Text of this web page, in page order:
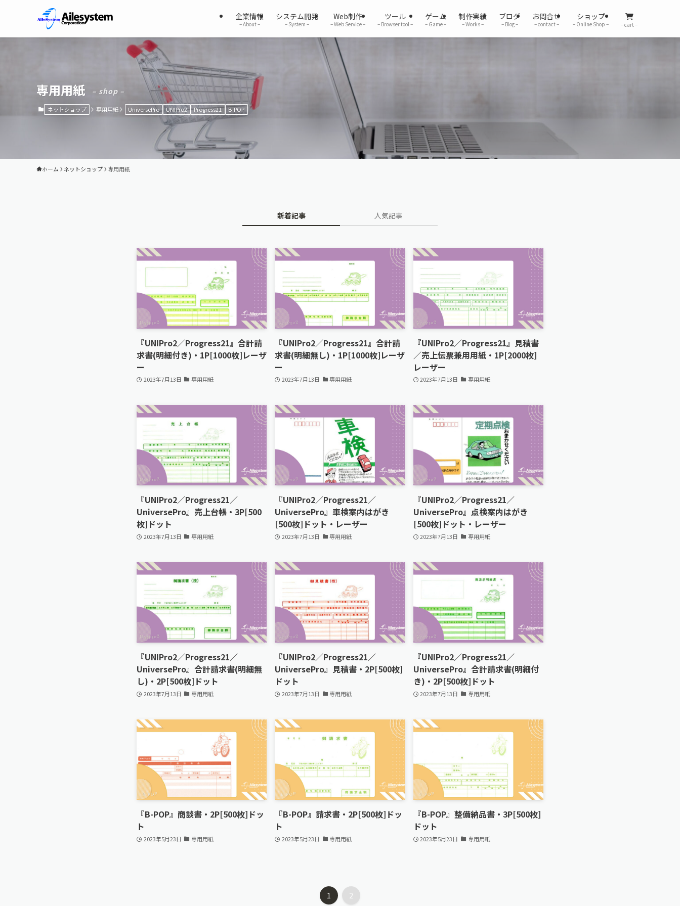
企業情報
– About –
システム開発
– System –
Web制作
– Web Service –
ツール
– Browser tool –
ゲーム
– Game –
制作実績
– Works –
ブログ
– Blog –
お問合せ
– contact –
ショップ
– Online Shop – – cart –
専用用紙 – shop –
ネットショップ 専用用紙 UniversePro UNIPro2 Progress21 B-POP
ホーム ネットショップ 専用用紙
新着記事 人気記事
『UNIPro2／Progress21』合計請
求書(明細付き)・1P[1000枚]レーザ
ー
2023年7月13日 専用用紙
『UNIPro2／Progress21』合計請
求書(明細無し)・1P[1000枚]レーザ
ー
2023年7月13日 専用用紙
『UNIPro2／Progress21』見積書
／売上伝票兼用用紙・1P[2000枚]
レーザー
2023年7月13日 専用用紙
『UNIPro2／Progress21／
UniversePro』売上台帳・3P[500
枚]ドット
2023年7月13日 専用用紙
『UNIPro2／Progress21／
UniversePro』車検案内はがき
[500枚]ドット・レーザー
2023年7月13日 専用用紙
『UNIPro2／Progress21／
UniversePro』点検案内はがき
[500枚]ドット・レーザー
2023年7月13日 専用用紙
『UNIPro2／Progress21／
UniversePro』合計請求書(明細無
し)・2P[500枚]ドット
2023年7月13日 専用用紙
『UNIPro2／Progress21／
UniversePro』見積書・2P[500枚]
ドット
2023年7月13日 専用用紙
『UNIPro2／Progress21／
UniversePro』合計請求書(明細付
き)・2P[500枚]ドット
2023年7月13日 専用用紙
『B-POP』商談書・2P[500枚]ドッ
ト
2023年5月23日 専用用紙
『B-POP』請求書・2P[500枚]ドッ
ト
2023年5月23日 専用用紙
『B-POP』整備納品書・3P[500枚]
ドット
2023年5月23日 専用用紙
1 2